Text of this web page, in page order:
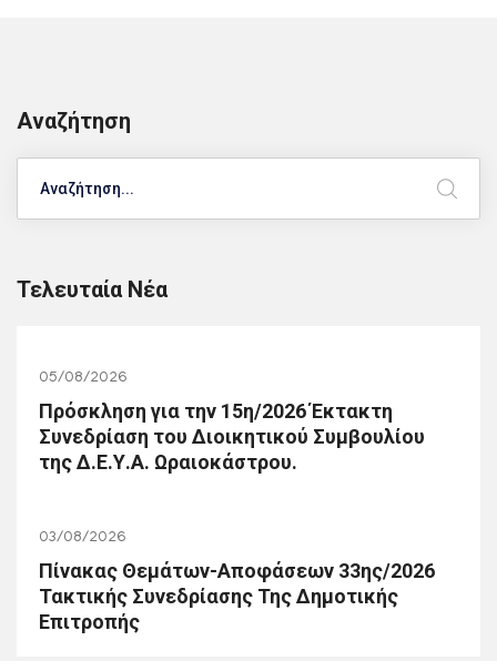
Αναζήτηση
Τελευταία Νέα
05/08/2026
Πρόσκληση για την 15η/2026 Έκτακτη
Συνεδρίαση του Διοικητικού Συμβουλίου
της Δ.Ε.Υ.Α. Ωραιοκάστρου.
03/08/2026
Πίνακας Θεμάτων-Αποφάσεων 33ης/2026
Τακτικής Συνεδρίασης Της Δημοτικής
Επιτροπής